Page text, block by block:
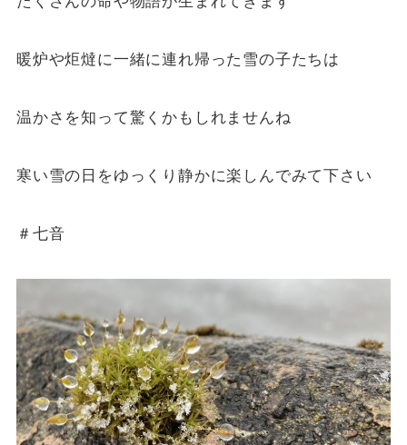
暖炉や炬燵に一緒に連れ帰った雪の子たちは
温かさを知って驚くかもしれませんね
寒い雪の日をゆっくり静かに楽しんでみて下さい
＃七音